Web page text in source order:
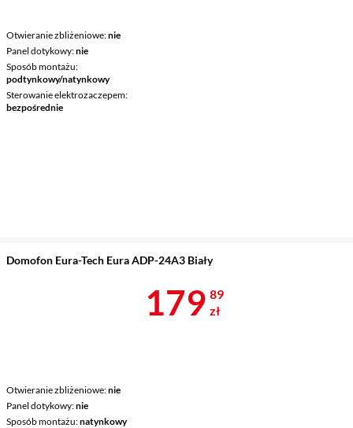
Otwieranie zbliżeniowe nie
Panel dotykowy nie
Sposób montażu
podtynkowy/natynkowy
Sterowanie elektrozaczepem
bezpośrednie
Domofon Eura-Tech Eura ADP-24A3 Biały
Otwieranie zbliżeniowe nie
Panel dotykowy nie
Sposób montażu natynkowy
Cena 179,89
179 89
zł